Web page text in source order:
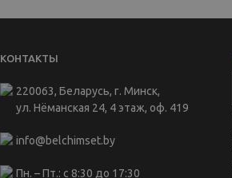
КОНТАКТЫ
220063, Беларусь, г. Минск,
ул. Нёманская 24, 4 этаж, оф. 419
info@belchimset.by
Пн. – Пт.: с 8:30 до 17:30